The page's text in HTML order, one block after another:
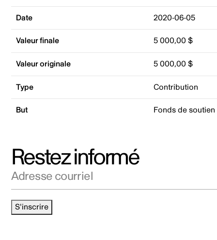
Date 2020-06-05
Valeur finale 5 000,00 $
Valeur originale 5 000,00 $
Type Contribution
But Fonds de soutien
Restez informé
S'inscrire